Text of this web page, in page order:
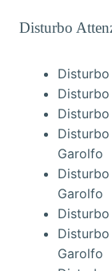
Disturbo
Disturbo
Garolfo
Garolfo
Disturbo
Garolfo